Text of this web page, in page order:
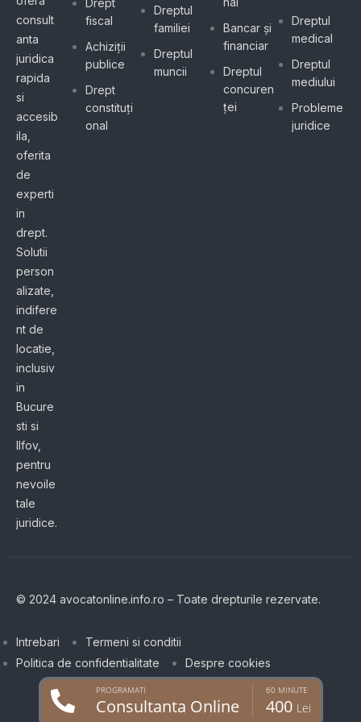
consult
anta
juridica
rapida
si
accesib
ila,
oferita
de
experti
in
drept.
Solutii
person
alizate,
indifere
nt de
locatie,
inclusiv
in
Bucure
sti si
Ilfov,
pentru
nevoile
tale
juridice.
fiscal
Achiziții
publice
Drept
constituți
onal
Dreptul
familiei
Dreptul
muncii
Bancar și
financiar
Dreptul
concuren
ței
Dreptul
medical
Dreptul
mediului
Probleme
juridice
© 2024 avocatonline.info.ro – Toate drepturile rezervate.
Intrebari
Termeni si conditii
Politica de confidentialitate
Despre cookies
PROGRAMATI
Consultanta Online
60 MINUTE
400 Lei